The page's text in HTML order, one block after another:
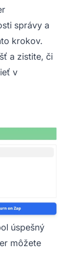
správy a
krokov.
a zistite, či
v
úspešný
môžete